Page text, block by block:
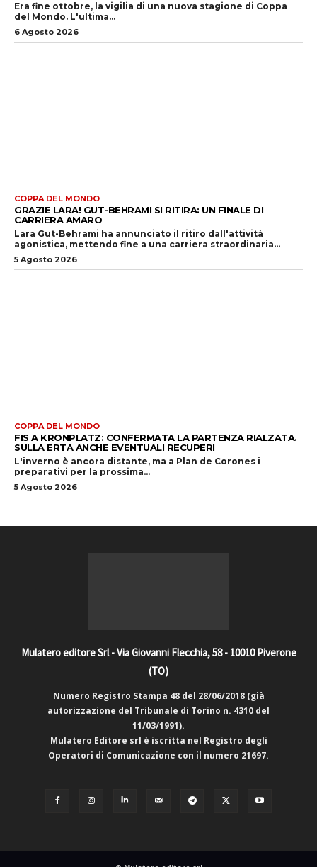
Era fine ottobre, la vigilia di una nuova stagione di Coppa
del Mondo. L'ultima...
6 Agosto 2026
COPPA DEL MONDO
GRAZIE LARA! GUT-BEHRAMI SI RITIRA: UN FINALE DI
CARRIERA AMARO
Lara Gut-Behrami ha annunciato il ritiro dall'attività
agonistica, mettendo fine a una carriera straordinaria...
5 Agosto 2026
COPPA DEL MONDO
FIS A KRONPLATZ: CONFERMATA LA PARTENZA RIALZATA.
SULLA ERTA ANCHE EVENTUALI RECUPERI
L'inverno è ancora distante, ma a Plan de Corones i
preparativi per la prossima...
5 Agosto 2026
Mulatero editore Srl - Via Giovanni Flecchia, 58 - 10010 Piverone
(TO)
Numero Registro Stampa 48 del 28/06/2018 (già
autorizzazione del Tribunale di Torino n. 4310 del
11/03/1991).
Mulatero Editore srl è iscritta nel Registro degli
Operatori di Comunicazione con il numero 21697.